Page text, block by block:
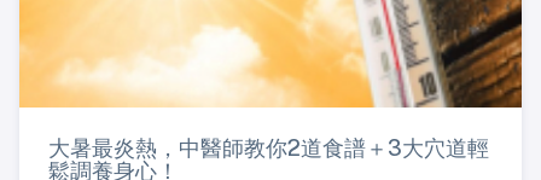
大暑最炎熱，中醫師教你2道食譜＋3大穴道輕
鬆調養身心！